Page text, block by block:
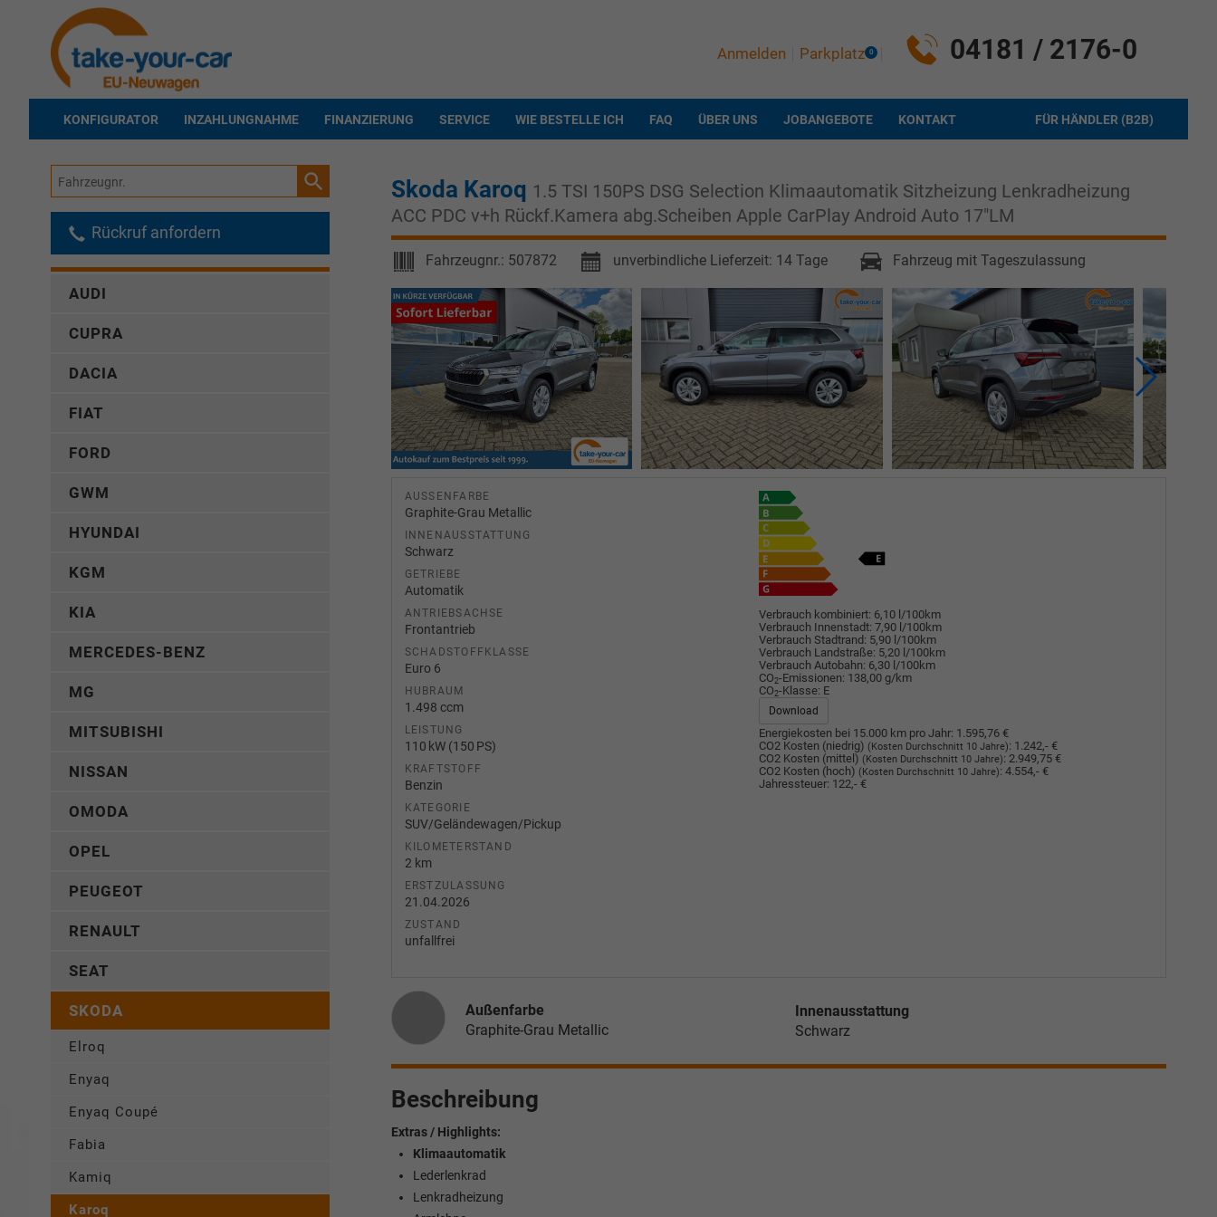
04181 / 2176-0
Anmelden Parkplatz 0
KONFIGURATOR INZAHLUNGNAHME FINANZIERUNG SERVICE WIE BESTELLE ICH FAQ ÜBER UNS JOBANGEBOTE FÜR HÄNDLER (B2B)
KONTAKT
Skoda Karoq 1.5 TSI 150PS DSG Selection Klimaautomatik Sitzheizung Lenkradheizung
ACC PDC v+h Rückf.Kamera abg.Scheiben Apple CarPlay Android Auto 17"LM
Fahrzeugnr.: 507872 unverbindliche Lieferzeit: 14 Tage Fahrzeug mit Tageszulassung
AUSSENFARBE
Graphite-Grau Metallic
INNENAUSSTATTUNG
Schwarz
GETRIEBE
Automatik
ANTRIEBSACHSE
Frontantrieb
SCHADSTOFFKLASSE
Euro 6
HUBRAUM
1.498 ccm
LEISTUNG
110 kW (150 PS)
KRAFTSTOFF
Benzin
KATEGORIE
SUV/Geländewagen/Pickup
KILOMETERSTAND
2 km
ERSTZULASSUNG
21.04.2026
ZUSTAND
unfallfrei
Verbrauch kombiniert: 6,10 l/100km
Verbrauch Innenstadt: 7,90 l/100km
Verbrauch Stadtrand: 5,90 l/100km
Verbrauch Landstraße: 5,20 l/100km
Verbrauch Autobahn: 6,30 l/100km
CO2-Emissionen: 138,00 g/km
CO2-Klasse: E
Download
Energiekosten bei 15.000 km pro Jahr: 1.595,76 €
CO2 Kosten (niedrig) (Kosten Durchschnitt 10 Jahre): 1.242,- €
CO2 Kosten (mittel) (Kosten Durchschnitt 10 Jahre): 2.949,75 €
CO2 Kosten (hoch) (Kosten Durchschnitt 10 Jahre): 4.554,- €
Jahressteuer: 122,- €
Außenfarbe
Graphite-Grau Metallic
Innenausstattung
Schwarz
Beschreibung
Extras / Highlights:
Klimaautomatik
Lederlenkrad
Lenkradheizung
Fahrzeugnr.
Rückruf anfordern
AUDI
CUPRA
DACIA
FIAT
FORD
GWM
HYUNDAI
KGM
KIA
MERCEDES-BENZ
MG
MITSUBISHI
NISSAN
OMODA
OPEL
PEUGEOT
RENAULT
SEAT
SKODA
Elroq
Enyaq
Enyaq Coupé
Fabia
Kamiq
Karoq